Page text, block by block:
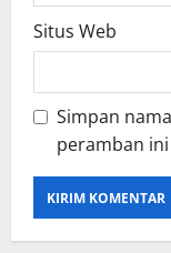
Situs Web
Simpan
peramban